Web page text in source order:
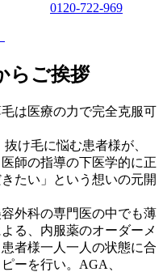
0120-722-969
らご挨拶
は医療の力で完全克服可
け毛に悩む患者様が、
師の指導の下医学的に正
たい」という想いの元開
外科の専門医の中でも薄
る、内服薬のオーダーメ
者様一人一人の状態に合
ーを行い。AGA、